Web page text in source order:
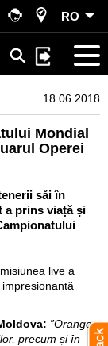
RO
18.06.2018
Mondial
Operei
săi în
a prins viață și
live a
”Orange
precum și în